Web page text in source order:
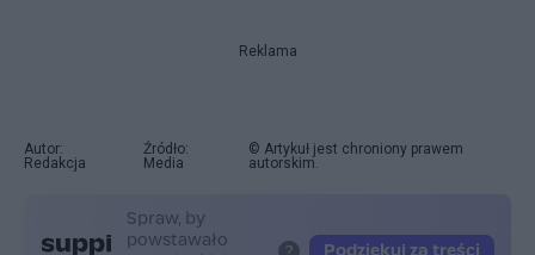
Reklama
Autor:
Redakcja
Źródło:
Media
© Artykuł jest chroniony prawem
autorskim.